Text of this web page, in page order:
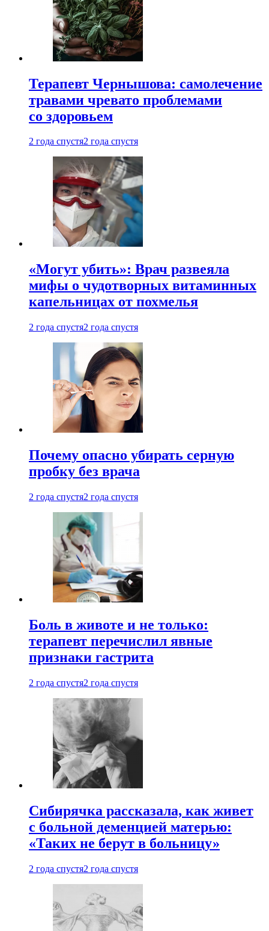
Терапевт Чернышова: самолечение
травами чревато проблемами
со здоровьем
2 года спустя2 года спустя
«Могут убить»: Врач развеяла
мифы о чудотворных витаминных
капельницах от похмелья
2 года спустя2 года спустя
Почему опасно убирать серную
пробку без врача
2 года спустя2 года спустя
Боль в животе и не только:
терапевт перечислил явные
признаки гастрита
2 года спустя2 года спустя
Сибирячка рассказала, как живет
с больной деменцией матерью:
«Таких не берут в больницу»
2 года спустя2 года спустя